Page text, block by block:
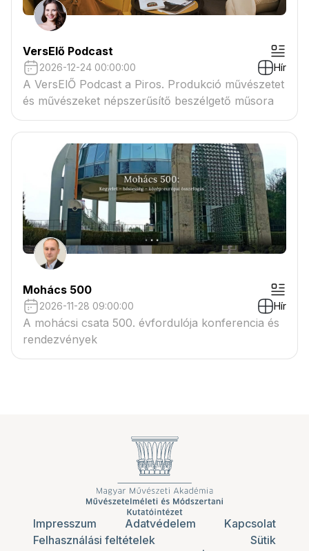
VersElő Podcast
2026-12-24 00:00:00 Hír
A VersElŐ Podcast a Piros. Produkció művészetet
és művészeket népszerűsítő beszélgető műsora
Mohács 500
2026-11-28 09:00:00 Hír
A mohácsi csata 500. évfordulója konferencia és
rendezvények
Impresszum Adatvédelem
Kapcsolat
Felhasználási feltételek
Sütik